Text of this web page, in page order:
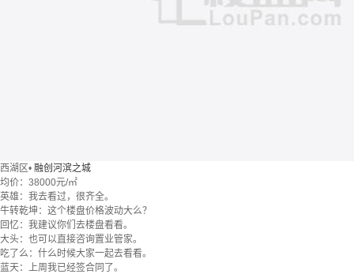
西湖区• 融创河滨之城
均价： 38000元/㎡
英雄：我去看过，很齐全。
牛转乾坤：这个楼盘价格波动大么？
回忆：我建议你们去楼盘看看。
大头：也可以直接咨询置业管家。
吃了么：什么时候大家一起去看看。
蓝天：上周我已经签合同了。